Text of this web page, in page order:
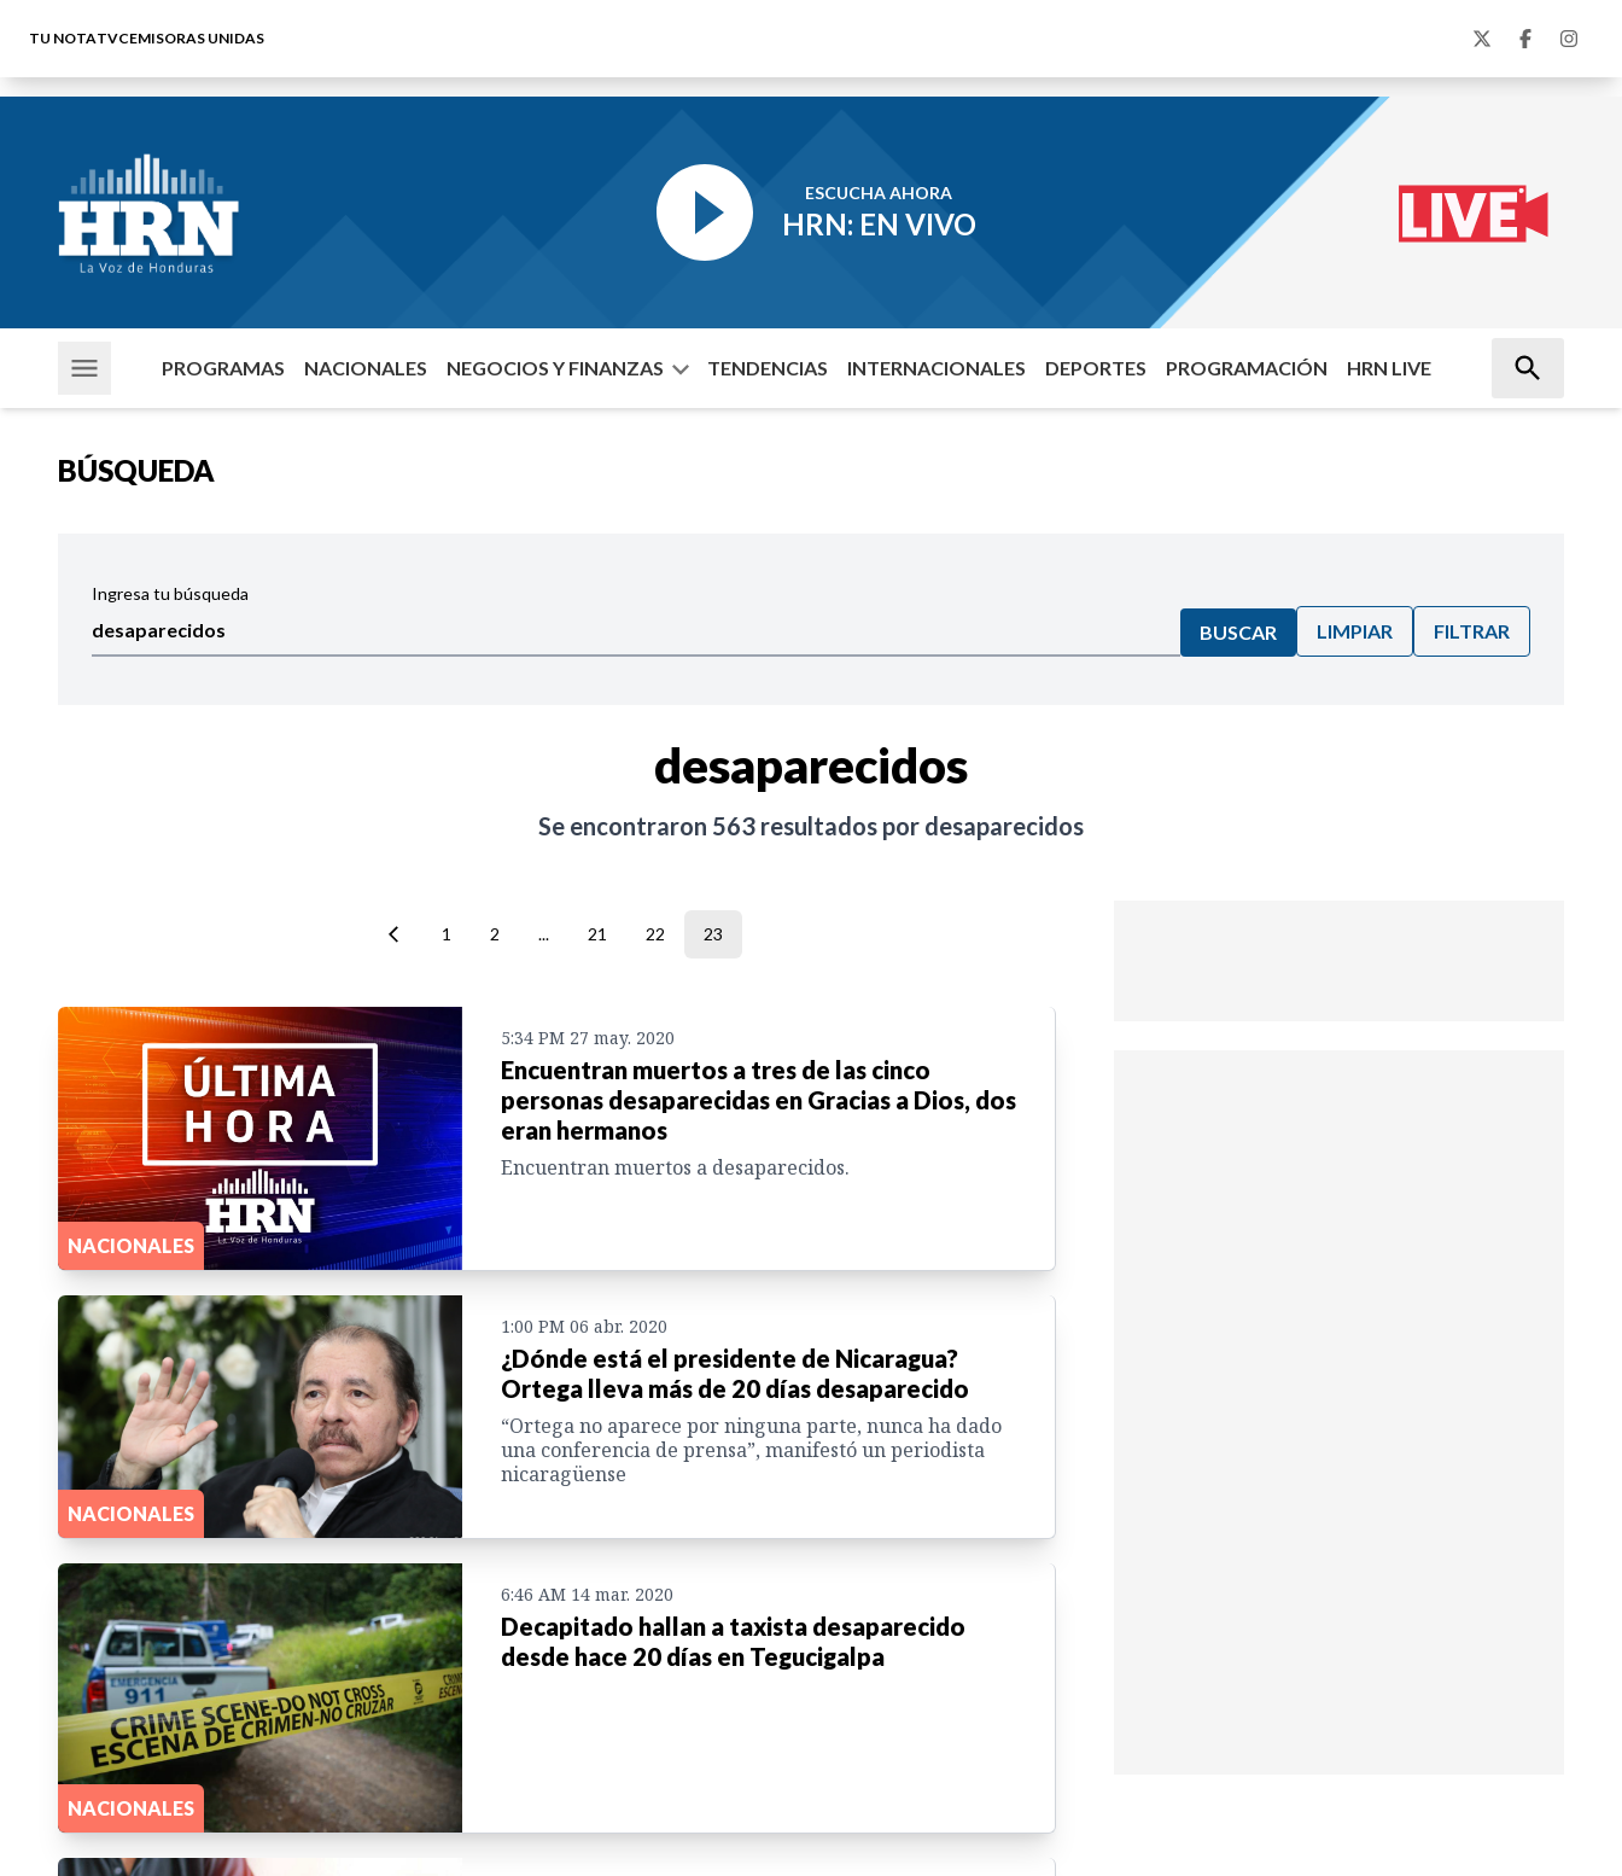
TU NOTATVCEMISORAS UNIDAS
ESCUCHA AHORA
HRN: EN VIVO
PROGRAMAS NACIONALES NEGOCIOS Y FINANZAS TENDENCIAS INTERNACIONALES DEPORTES PROGRAMACIÓN HRN LIVE
BÚSQUEDA
Ingresa tu búsqueda
BUSCAR LIMPIAR FILTRAR
desaparecidos
Se encontraron 563resultados por desaparecidos
1 2 ... 21 22 23
NACIONALES
5:34 PM 27 may. 2020
Encuentran muertos a tres de las cinco
personas desaparecidas en Gracias a Dios, dos
eran hermanos
Encuentran muertos a desaparecidos.
NACIONALES
1:00 PM 06 abr. 2020
¿Dónde está el presidente de Nicaragua?
Ortega lleva más de 20 días desaparecido
“Ortega no aparece por ninguna parte, nunca ha dado
una conferencia de prensa”, manifestó un periodista
nicaragüense
NACIONALES
6:46 AM 14 mar. 2020
Decapitado hallan a taxista desaparecido
desde hace 20 días en Tegucigalpa